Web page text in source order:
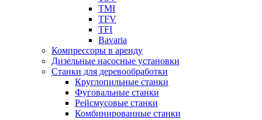
TMI
TFV
TFI
Bavaria
Компрессоры в аренду
Дизельные насосные установки
Станки для деревообработки
Круглопильные станки
Фуговальные станки
Рейсмусовые станки
Комбинированные станки